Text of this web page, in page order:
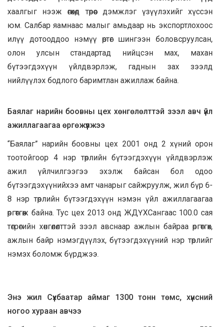
хаалгыг нээж өгөхөд төрөөс дэмжлэг үзүүлэхийг хүссэн
юм. Салбар яамнаас малыг амьдаар нь экспортлохоос
илүү дотооддоо нэмүү өртөг шингээн боловсруулсан,
олон улсын стандартад нийцсэн мах, махан
бүтээгдэхүүн үйлдвэрлэж, гаднын зах зээлд
нийлүүлэх бодлого баримтлан ажиллаж байна.
Баялаг нарийн боовны цех хөнгөлөлттэй зээл авч үйл
ажиллагаагаа өргөжүүлжээ
“Баялаг” нарийн боовны цех 2001 онд 2 хүний орон
тоотойгоор 4 нэр төрлийн бүтээгдэхүүн үйлдвэрлэж
ажил үйлчилгээгээ эхэлж байсан бол одоо
бүтээгдэхүүнийхээ амт чанарыг сайжруулж, жил бүр 6-
8 нэр төрлийн бүтээгдэхүүн нэмэн үйл ажиллагаагаа
өргөтгөж байна. Тус цех 2013 онд ЖДҮХСангаас 100.0 сая
төгрөгийн хөнгөлөлттэй зээл авснаар ажлын байраа өргөтгөх,
ажлын байр нэмэгдүүлэх, бүтээгдэхүүний нэр төрлийг
нэмэх боломж бүрджээ.
Энэ жил Сүхбаатар аймаг 1300 тонн төмс, хүнсний
ногоо хураан авчээ